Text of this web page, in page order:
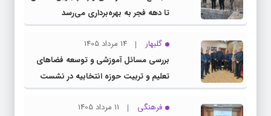
تا دهه فجر به بهره‌برداری می‌رسد
گلبهار
14 مرداد 1405
بررسی مسائل آموزشی و توسعه فضاهای
تعلیم و تربیت حوزه انتخابیه در نشست
مشترک عضو کمیسیون آموزش مجلس با
مدیرکل آموزش و پرورش خراسان رضوی
فرهنگی
11 مرداد 1405